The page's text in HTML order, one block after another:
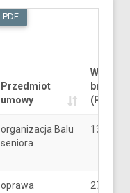
PDF
Przedmiot
umowy
Wartość
brutto
(PLN)
organizacja Balu
seniora
13289.6
oprawa
2706